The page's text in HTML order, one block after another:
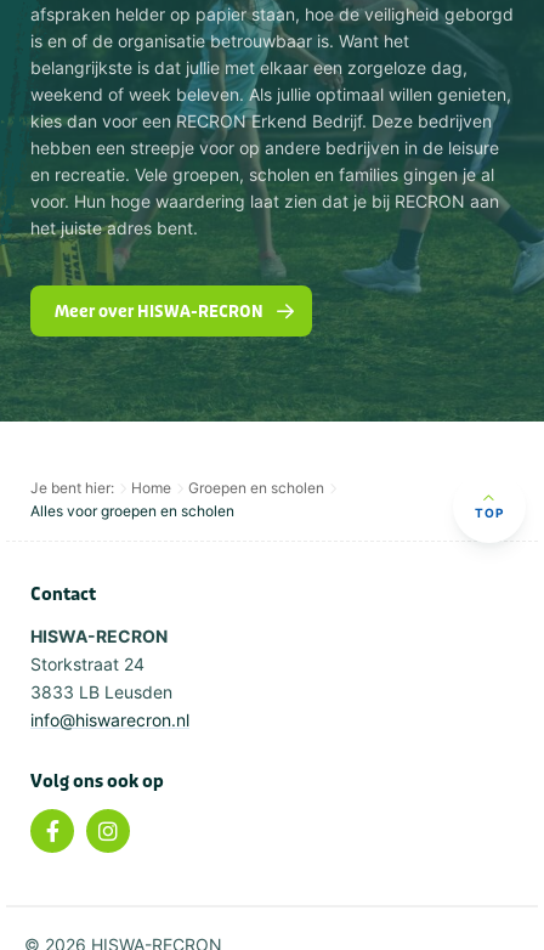
afspraken helder op papier staan, hoe de veiligheid geborgd
is en of de organisatie betrouwbaar is. Want het
belangrijkste is dat jullie met elkaar een zorgeloze dag,
weekend of week beleven. Als jullie optimaal willen genieten,
kies dan voor een RECRON Erkend Bedrijf. Deze bedrijven
hebben een streepje voor op andere bedrijven in de leisure
en recreatie. Vele groepen, scholen en families gingen je al
voor. Hun hoge waardering laat zien dat je bij RECRON aan
het juiste adres bent.
Meer over HISWA-RECRON
Je bent hier: Home
Groepen en scholen
Alles voor groepen en scholen
TOP
Contact
HISWA-RECRON
Storkstraat 24
3833 LB Leusden
info@hiswarecron.nl
Volg ons ook op
© 2026 HISWA-RECRON